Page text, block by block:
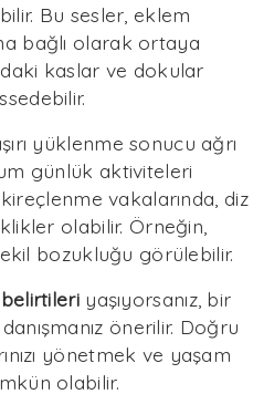
Bu sesler, eklem
bağlı olarak ortaya
kaslar ve dokular
yüklenme sonucu ağrı
günlük aktiviteleri
vakalarında, diz
olabilir. Örneğin,
bozukluğu görülebilir.
yaşıyorsanız, bir
önerilir. Doğru
yönetmek ve yaşam
olabilir.